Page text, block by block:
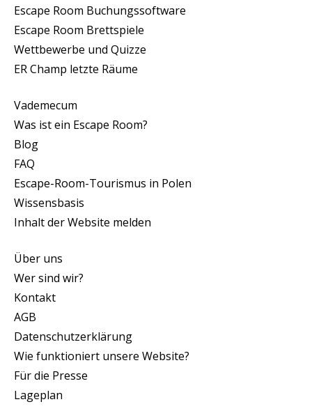
Escape Room Buchungssoftware
Escape Room Brettspiele
Wettbewerbe und Quizze
ER Champ letzte Räume
Vademecum
Was ist ein Escape Room?
Blog
FAQ
Escape-Room-Tourismus in Polen
Wissensbasis
Inhalt der Website melden
Über uns
Wer sind wir?
Kontakt
AGB
Datenschutzerklärung
Wie funktioniert unsere Website?
Für die Presse
Lageplan